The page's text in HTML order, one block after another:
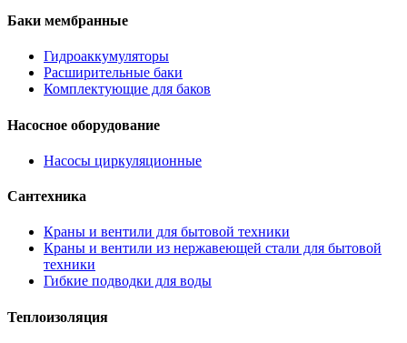
Баки мембранные
Гидроаккумуляторы
Расширительные баки
Комплектующие для баков
Насосное оборудование
Насосы циркуляционные
Сантехника
Краны и вентили для бытовой техники
Краны и вентили из нержавеющей стали для бытовой
техники
Гибкие подводки для воды
Теплоизоляция